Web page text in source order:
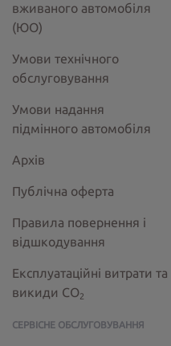
вживаного автомобіля
(ЮО)
Умови технічного
обслуговування
Умови надання
підмінного автомобіля
Архів
Публічна оферта
Правила повернення і
відшкодування
Експлуатаційні витрати та
викиди СО2
СЕРВІСНЕ ОБСЛУГОВУВАННЯ